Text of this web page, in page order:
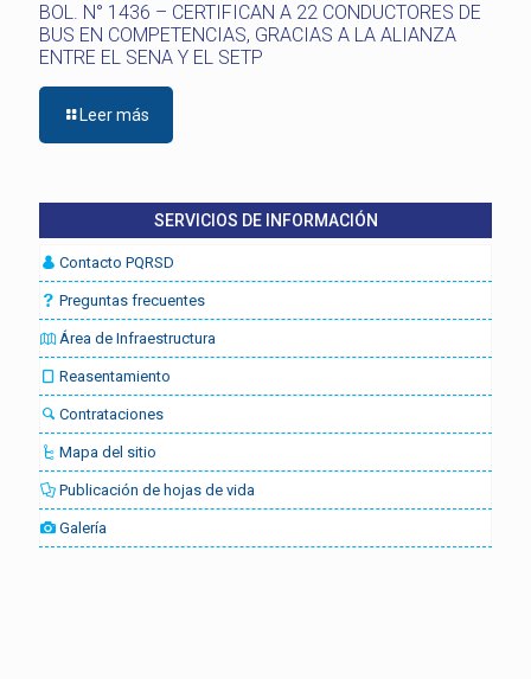
BOL. N° 1436 – CERTIFICAN A 22 CONDUCTORES DE
BUS EN COMPETENCIAS, GRACIAS A LA ALIANZA
ENTRE EL SENA Y EL SETP
Leer más
SERVICIOS DE INFORMACIÓN
Contacto PQRSD
Preguntas frecuentes
Área de Infraestructura
Reasentamiento
Contrataciones
Mapa del sitio
Publicación de hojas de vida
Galería